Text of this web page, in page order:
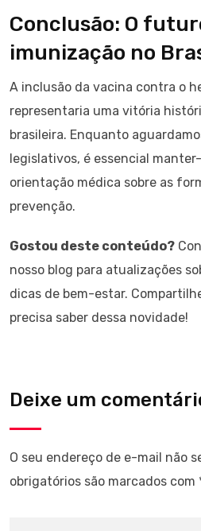
Conclusão: O
imunização no
A inclusão da vacina contra o
representaria uma vitória
brasileira. Enquanto
legislativos, é essencial
orientação médica sobre as
prevenção.
Gostou deste conteúdo?
nosso blog para atualizações
dicas de bem-estar.
precisa saber dessa novidade!
Deixe um
O seu endereço de e-mail não
obrigatórios são marcados com